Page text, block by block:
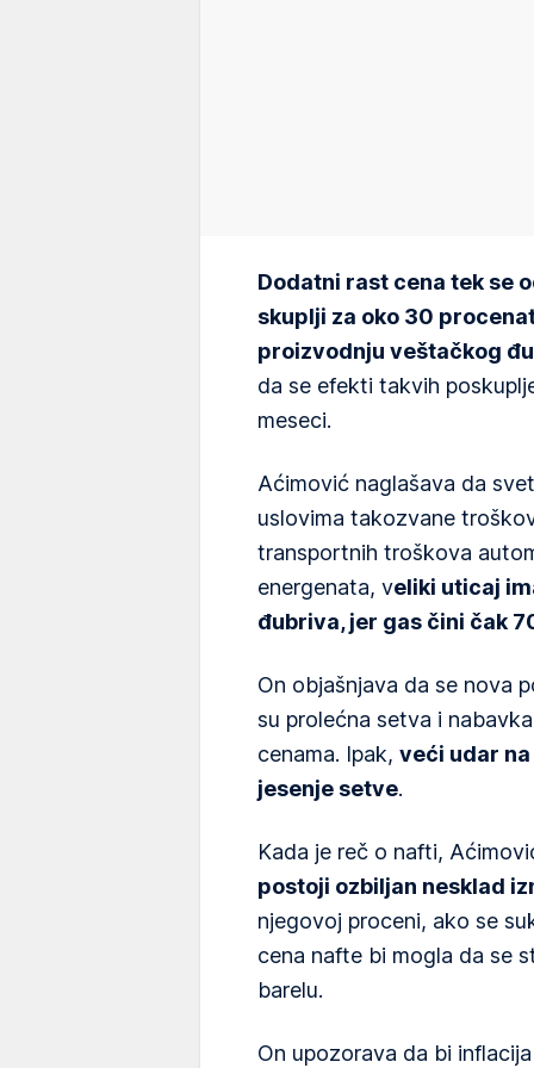
Dodatni rast cena tek se
skuplji za oko 30
proizvodnju veštačkog
da se efekti takvih
meseci.
Aćimović naglašava da
uslovima takozvane
transportnih troškova
energenata, veliki uticaj
đubriva, jer gas čini čak
On objašnjava da se nova
su prolećna setva i
cenama. Ipak, veći udar
jesenje setve.
Kada je reč o nafti,
postoji ozbiljan nesklad
njegovoj proceni, ako se
cena nafte bi mogla da se
barelu.
On upozorava da bi